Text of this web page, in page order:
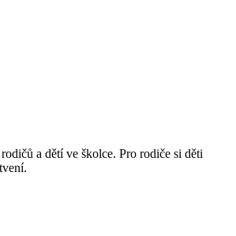
a dětí ve školce. Pro rodiče si děti